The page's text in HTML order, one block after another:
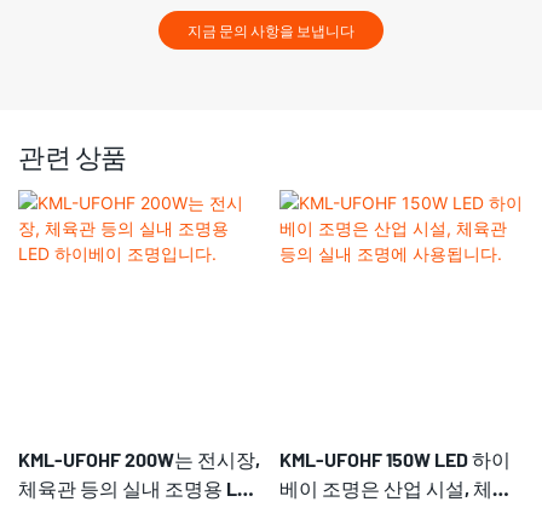
지금 문의 사항을 보냅니다
관련 상품
KML-UFOHF 200W는 전시장,
체육관 등의 실내 조명용 LED
KML-UFOHF 150W LED 하이
베이 조명은 산업 시설, 체육